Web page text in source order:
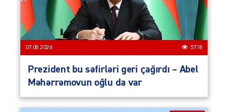
07.08.2026 5718
Prezident bu səfirləri geri çağırdı – Abel
Məhərrəmovun oğlu da var